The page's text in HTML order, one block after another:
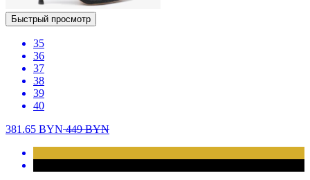
Быстрый просмотр
35
36
37
38
39
40
381.65 BYN449BYN